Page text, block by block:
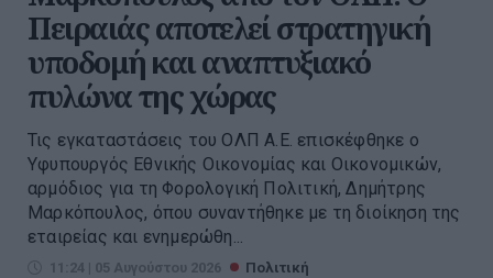
Πειραιάς αποτελεί στρατηγική
υποδομή και αναπτυξιακό
πυλώνα της χώρας
Τις εγκαταστάσεις του ΟΛΠ Α.Ε. επισκέφθηκε ο
Υφυπουργός Εθνικής Οικονομίας και Οικονομικών,
αρμόδιος για τη Φορολογική Πολιτική, Δημήτρης
Μαρκόπουλος, όπου συναντήθηκε με τη διοίκηση της
εταιρείας και ενημερώθη...
11:24 | 05 Αυγούστου 2026 Πολιτική